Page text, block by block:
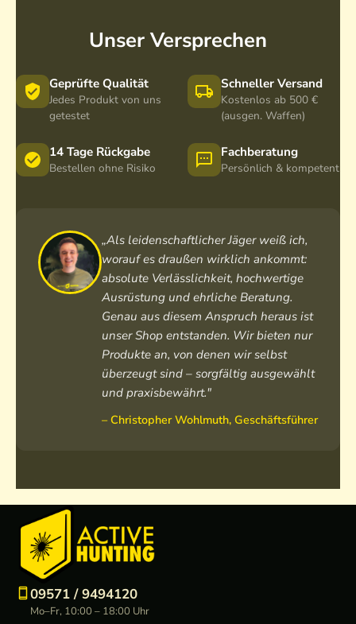
a
r
z
l
e
r
t
e
8
m
m
Unser Versprechen
Geprüfte Qualität
Jedes Produkt von uns
getestet
Schneller Versand
Kostenlos ab 500 €
(ausgen. Waffen)
14 Tage Rückgabe
Bestellen ohne Risiko
Fachberatung
Persönlich & kompetent
„Als leidenschaftlicher Jäger weiß ich,
worauf es draußen wirklich ankommt:
absolute Verlässlichkeit, hochwertige
Ausrüstung und ehrliche Beratung.
Genau aus diesem Anspruch heraus ist
unser Shop entstanden. Wir bieten nur
Produkte an, von denen wir selbst
überzeugt sind – sorgfältig ausgewählt
und praxisbewährt."
– Christopher Wohlmuth, Geschäftsführer
09571 / 9494120
Mo–Fr, 10:00 – 18:00 Uhr